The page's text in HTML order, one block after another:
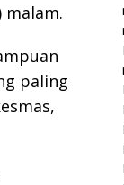
malam.
paling